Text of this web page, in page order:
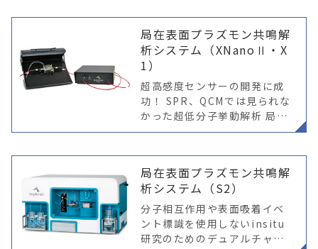
ロセスを解明で きます。同じ
基材に吸着するサンプル
局在表面プラズモン共鳴解
析システム（XNanoⅡ・X
1）
超高感度センサーの開発に成
功！ SPR、QCMでは見られな
かった超低分子挙動解析 局在
表面プラズモン共鳴（LSPR）
リアルの新しい解析アプロー
チ SPRは金属表面における
自
局在表面プラズモン共鳴解
析システム（S2）
分子相互作用や表面吸着イベ
ント標識を使用しないinsitu
研究のためのデュアルチャン